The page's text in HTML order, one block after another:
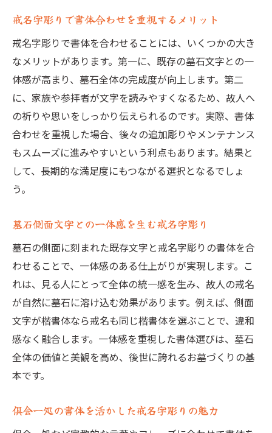
戒名字彫りで書体合わせを重視するメリット
戒名字彫りで書体を合わせることには、いくつかの大き
なメリットがあります。第一に、既存の墓石文字との一
体感が高まり、墓石全体の完成度が向上します。第二
に、家族や参拝者が文字を読みやすくなるため、故人へ
の祈りや思いをしっかり伝えられるのです。実際、書体
合わせを重視した場合、後々の追加彫りやメンテナンス
もスムーズに進みやすいという利点もあります。結果と
して、長期的な満足度にもつながる選択となるでしょ
う。
墓石側面文字との一体感を生む戒名字彫り
墓石の側面に刻まれた既存文字と戒名字彫りの書体を合
わせることで、一体感のある仕上がりが実現します。こ
れは、見る人にとって全体の統一感を生み、故人の戒名
が自然に墓石に溶け込む効果があります。例えば、側面
文字が楷書体なら戒名も同じ楷書体を選ぶことで、違和
感なく融合します。一体感を重視した書体選びは、墓石
全体の価値と美観を高め、後世に誇れるお墓づくりの基
本です。
倶会一処の書体を活かした戒名字彫りの魅力